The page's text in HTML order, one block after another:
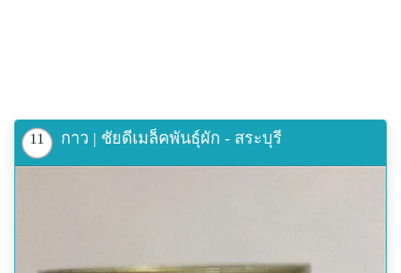
11 กาว | ชัยดีเมล็คพันธุ์ผัก - สระบุรี